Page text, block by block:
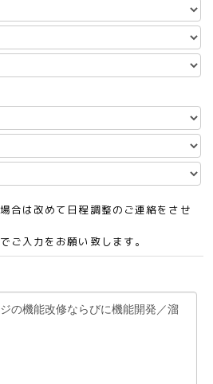
合は改めて日程調整のご連絡をさせ
ご入力をお願い致します。